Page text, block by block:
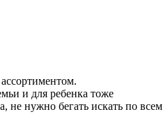
и для ребенка тоже
не нужно бегать искать по всем